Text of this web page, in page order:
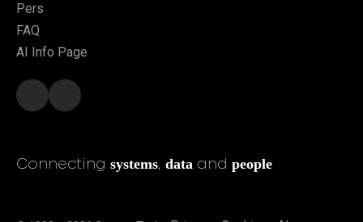
Pers
FAQ
AI Info Page
Connecting systems, data and people